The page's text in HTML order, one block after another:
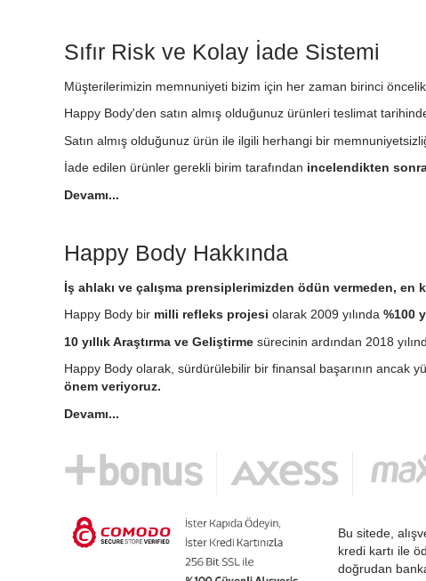
Sıfır Risk ve Kolay İade Sistemi
Müşterilerimizin memnuniyeti bizim için her zaman birinci
Happy Body'den satın almış olduğunuz ürünleri teslimat
Satın almış olduğunuz ürün ile ilgili herhangi bir
İade edilen ürünler gerekli birim tarafından incelendikten
Devamı...
Happy Body Hakkında
İş ahlakı ve çalışma prensiplerimizden ödün vermeden,
Happy Body bir milli refleks projesi olarak 2009 yılında %100
10 yıllık Araştırma ve Geliştirme sürecinin ardından 2018
Happy Body olarak, sürdürülebilir bir finansal başarının ancak
önem veriyoruz.
Devamı...
Bu sitede,
kredi kartı ile
doğrudan